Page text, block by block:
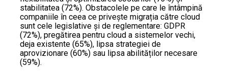
stabilitatea (72%). Obstacolele pe care le întâmpină
companiile în ceea ce privește migrația către cloud
sunt cele legislative și de reglementare: GDPR
(72%), pregătirea pentru cloud a sistemelor vechi,
deja existente (65%), lipsa strategiei de
aprovizionare (60%) sau lipsa abilităților necesare
(59%).